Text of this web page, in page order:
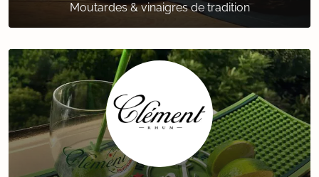
Moutardes & vinaigres de tradition